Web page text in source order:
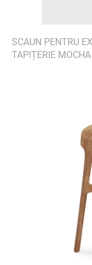
SCAUN PENTRU
TAPIȚERIE